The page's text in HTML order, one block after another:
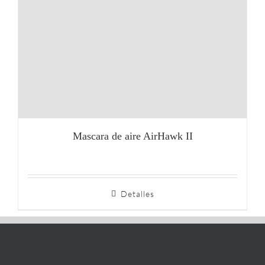
Mascara de aire AirHawk II
Detalles